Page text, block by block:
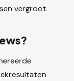
vergroot.